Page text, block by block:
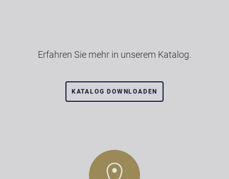
Erfahren Sie mehr in unserem Katalog.
KATALOG DOWNLOADEN